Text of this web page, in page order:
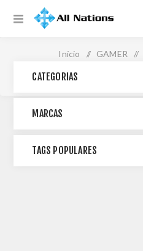
Início / GAMER /
CATEGORIAS
MARCAS
TAGS POPULARES